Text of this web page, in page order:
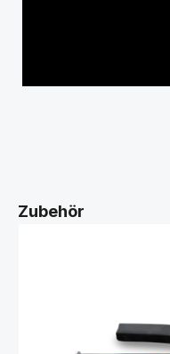
Zubehör